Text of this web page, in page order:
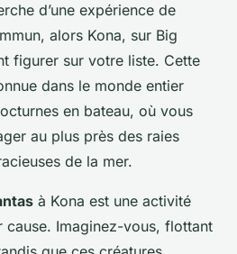
d’une expérience de
alors Kona, sur Big
figurer sur votre liste. Cette
dans le monde entier
en bateau, où vous
au plus près des raies
de la mer.
à Kona est une activité
Imaginez-vous, flottant